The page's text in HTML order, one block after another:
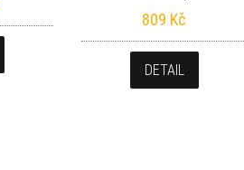
809 Kč
DETAIL